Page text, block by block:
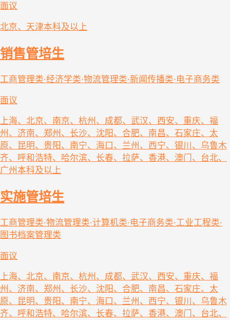
面议
北京、天津本科及以上
销售管培生
工商管理类·经济学类·物流管理类·新闻传播类·电子商务类
面议
上海、北京、南京、杭州、成都、武汉、西安、重庆、福
州、济南、郑州、长沙、沈阳、合肥、南昌、石家庄、太
原、昆明、贵阳、南宁、海口、兰州、西宁、银川、乌鲁木
齐、呼和浩特、哈尔滨、长春、拉萨、香港、澳门、台北、
广州 本科及以上
实施管培生
工商管理类·物流管理类·计算机类·电子商务类·工业工程类·
图书档案管理类
面议
上海、北京、南京、杭州、成都、武汉、西安、重庆、福
州、济南、郑州、长沙、沈阳、合肥、南昌、石家庄、太
原、昆明、贵阳、南宁、海口、兰州、西宁、银川、乌鲁木
齐、呼和浩特、哈尔滨、长春、拉萨、香港、澳门、台北、